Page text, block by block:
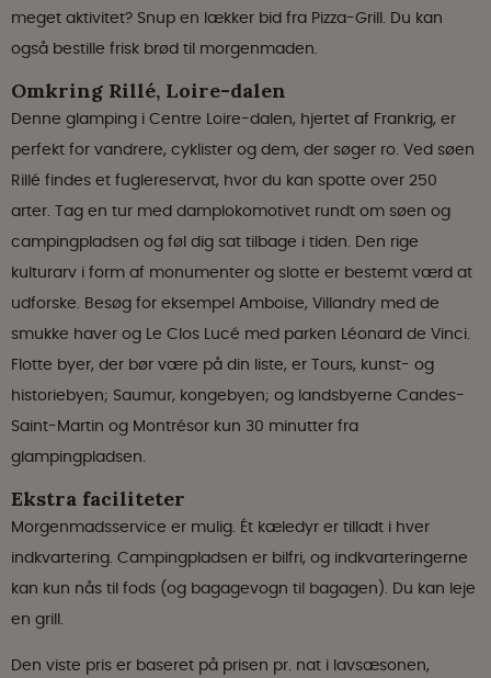
meget aktivitet? Snup en lækker bid fra Pizza-Grill. Du kan
også bestille frisk brød til morgenmaden.
Omkring Rillé, Loire-dalen
Denne glamping i Centre Loire-dalen, hjertet af Frankrig, er
perfekt for vandrere, cyklister og dem, der søger ro. Ved søen
Rillé findes et fuglereservat, hvor du kan spotte over 250
arter. Tag en tur med damplokomotivet rundt om søen og
campingpladsen og føl dig sat tilbage i tiden. Den rige
kulturarv i form af monumenter og slotte er bestemt værd at
udforske. Besøg for eksempel Amboise, Villandry med de
smukke haver og Le Clos Lucé med parken Léonard de Vinci.
Flotte byer, der bør være på din liste, er Tours, kunst- og
historiebyen; Saumur, kongebyen; og landsbyerne Candes-
Saint-Martin og Montrésor kun 30 minutter fra
glampingpladsen.
Ekstra faciliteter
Morgenmadsservice er mulig. Ét kæledyr er tilladt i hver
indkvartering. Campingpladsen er bilfri, og indkvarteringerne
kan kun nås til fods (og bagagevogn til bagagen). Du kan leje
en grill.
Den viste pris er baseret på prisen pr. nat i lavsæsonen,